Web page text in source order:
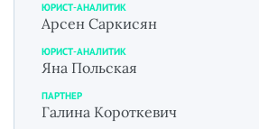
ЮРИСТ-АНАЛИТИК
Арсен Саркисян
ЮРИСТ-АНАЛИТИК
Яна Польская
ПАРТНЕР
Галина Короткевич